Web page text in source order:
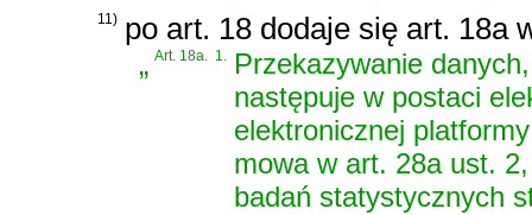
11) po art. 18 dodaje się art. 18a
„Art. 18a. 1. Przekazywanie
następuje w postaci
elektronicznej
mowa w art. 28a ust.
badań statystycznych